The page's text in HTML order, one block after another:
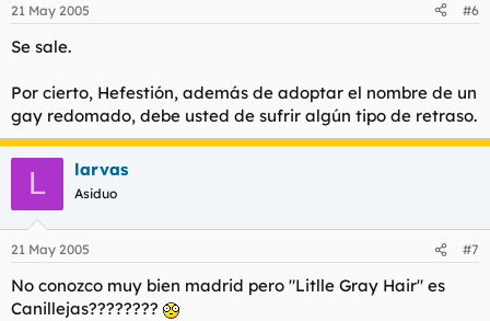
21 May 2005 #6
Se sale.
Por cierto, Hefestión, además de adoptar el nombre de un
gay redomado, debe usted de sufrir algún tipo de retraso.
L larvas
Asiduo
21 May 2005 #7
No conozco muy bien madrid pero "Litlle Gray Hair" es
Canillejas????????